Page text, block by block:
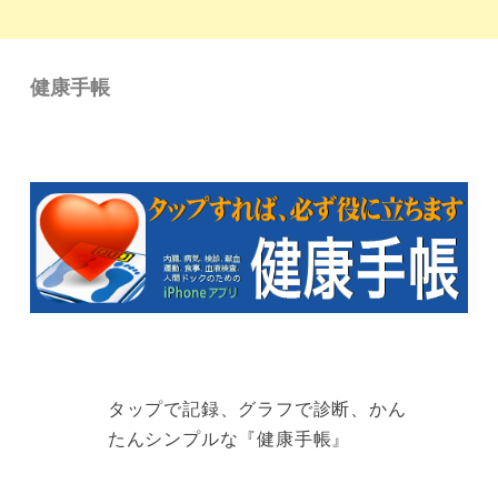
健康手帳
タップで記録、グラフで診断、かん
たんシンプルな『健康手帳』